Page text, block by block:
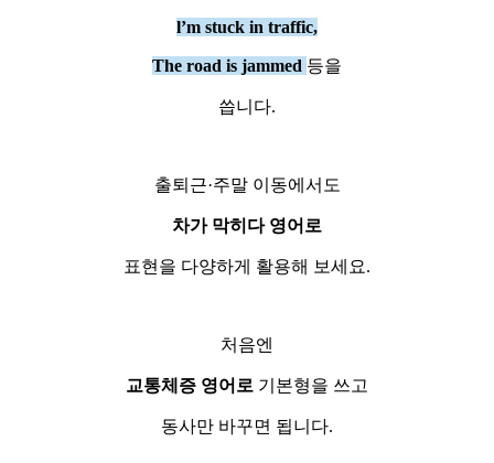
l’m stuck in traffic,
The road is jammed 등을
씁니다.
출퇴근·주말 이동에서도
차가 막히다 영어로
표현을 다양하게 활용해 보세요.
처음엔
교통체증 영어로 기본형을 쓰고
동사만 바꾸면 됩니다.